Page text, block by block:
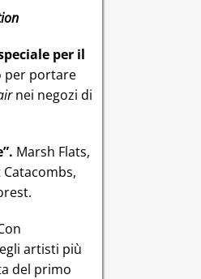
per il
per portare
nei negozi di
Marsh Flats,
artisti più
del primo